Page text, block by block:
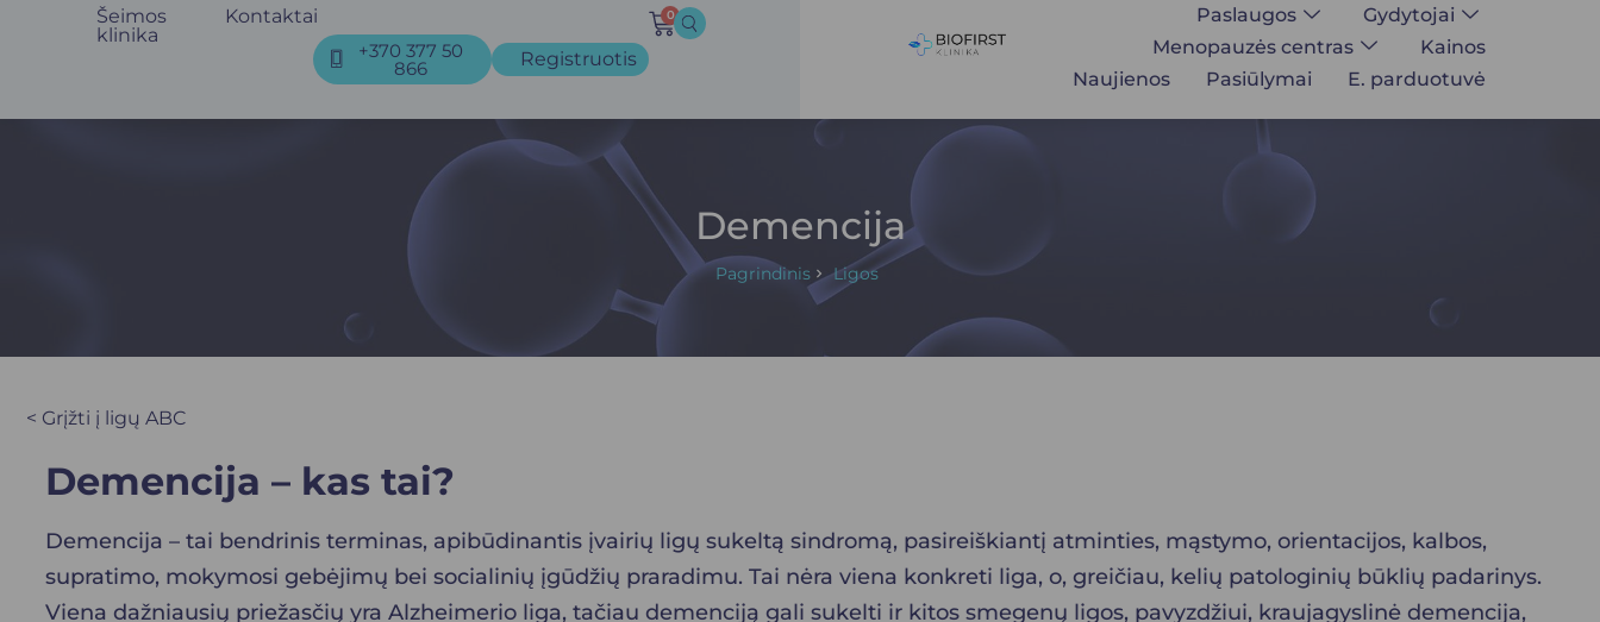
Šeimos
klinika
Kontaktai
+370 377 50
866 Registruotis
0 Paslaugos
Gydytojai
Menopauzės centras
Kainos
Naujienos
Pasiūlymai E. parduotuvė
Demencija
Pagrindinis Ligos
< Grįžti į ligų ABC
Demencija – kas tai?
Demencija – tai bendrinis terminas, apibūdinantis įvairių ligų sukeltą sindromą, pasireiškiantį atminties, mąstymo, orientacijos, kalbos,
supratimo, mokymosi gebėjimų bei socialinių įgūdžių praradimu. Tai nėra viena konkreti liga, o, greičiau, kelių patologinių būklių padarinys.
Viena dažniausių priežasčių yra Alzheimerio liga, tačiau demenciją gali sukelti ir kitos smegenų ligos, pavyzdžiui, kraujagyslinė demencija,